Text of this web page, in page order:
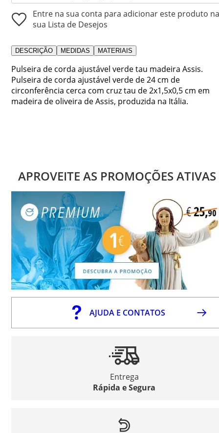
Entre na sua conta para adicionar este produto na
sua Lista de Desejos
DESCRIÇÃO MEDIDAS MATERIAIS
Pulseira de corda ajustável verde tau madeira Assis.
Pulseira de corda ajustável verde de 24 cm de
circonferência cerca com cruz tau de 2x1,5x0,5 cm em
madeira de oliveira de Assis, produzida na Itália.
APROVEITE AS PROMOÇÕES ATIVAS
AJUDA E CONTATOS
Entrega
Rápida e Segura